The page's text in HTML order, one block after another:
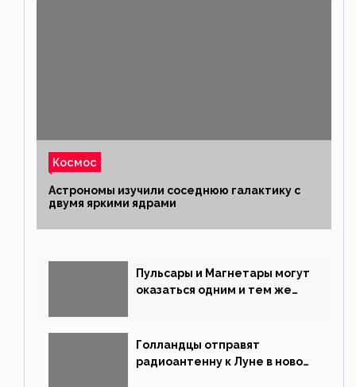
Космос
Астрономы изучили соседнюю галактику с
двумя яркими ядрами
Пульсары и Магнетары могут
оказаться одним и тем же
Голландцы отправят
радиоантенну к Луне в новой